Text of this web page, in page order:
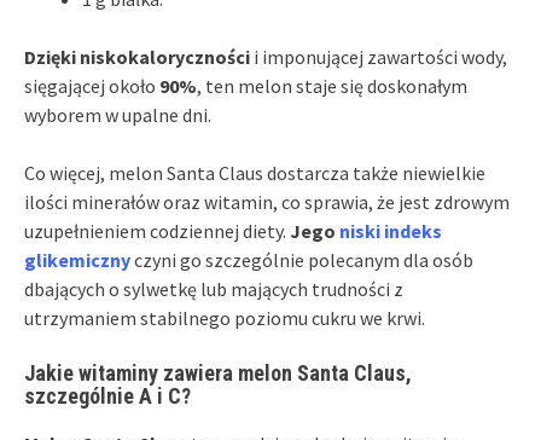
Dzięki niskokaloryczności i imponującej zawartości wody,
sięgającej około 90%, ten melon staje się doskonałym
wyborem w upalne dni.
Co więcej, melon Santa Claus dostarcza także niewielkie
ilości minerałów oraz witamin, co sprawia, że jest zdrowym
uzupełnieniem codziennej diety. Jego niski indeks
glikemicznyczyni go szczególnie polecanym dla osób
dbających o sylwetkę lub mających trudności z
utrzymaniem stabilnego poziomu cukru we krwi.
Jakie witaminy zawiera melon Santa Claus,
szczególnie A i C?